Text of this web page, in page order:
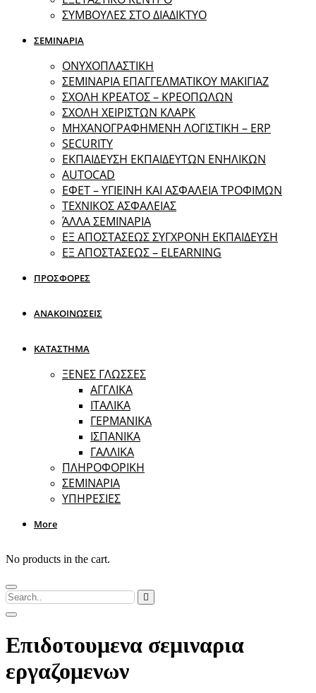
ΣΥΜΒΟΥΛΕΣ ΣΤΟ ΔΙΑΔΙΚΤΥΟ
ΣΕΜΙΝΑΡΙΑ
ΟΝΥΧΟΠΛΑΣΤΙΚΗ
ΣΕΜΙΝΑΡΙΑ ΕΠΑΓΓΕΛΜΑΤΙΚΟΥ ΜΑΚΙΓΙΑΖ
ΣΧΟΛΗ ΚΡΕΑΤΟΣ – ΚΡΕΟΠΩΛΩΝ
ΣΧΟΛΗ ΧΕΙΡΙΣΤΩΝ ΚΛΑΡΚ
ΜΗΧΑΝΟΓΡΑΦΗΜΕΝΗ ΛΟΓΙΣΤΙΚΗ – ERP
SECURITY
ΕΚΠΑΙΔΕΥΣΗ ΕΚΠΑΙΔΕΥΤΩΝ ΕΝΗΛΙΚΩΝ
ΑUTOCAD
ΕΦΕΤ – ΥΓΙΕΙΝΗ ΚΑΙ ΑΣΦΑΛΕΙΑ ΤΡΟΦΙΜΩΝ
ΤΕΧΝΙΚΟΣ ΑΣΦΑΛΕΙΑΣ
ΆΛΛΑ ΣΕΜΙΝΑΡΙΑ
EΞ ΑΠΟΣΤΑΣΕΩΣ ΣΥΓΧΡΟΝΗ ΕΚΠΑΙΔΕΥΣΗ
ΕΞ ΑΠΟΣΤΑΣΕΩΣ – ELEARNING
ΠΡΟΣΦΟΡΕΣ
ΑΝΑΚΟΙΝΩΣΕΙΣ
ΚΑΤΑΣΤΗΜΑ
ΞΕΝΕΣ ΓΛΩΣΣΕΣ
ΑΓΓΛΙΚΑ
ΙΤΑΛΙΚΑ
ΓΕΡΜΑΝΙΚΑ
ΙΣΠΑΝΙΚΑ
ΓΑΛΛΙΚΑ
ΠΛΗΡΟΦΟΡΙΚΗ
ΣΕΜΙΝΑΡΙΑ
ΥΠΗΡΕΣΙΕΣ
More
No products in the cart.
Επιδοτουμενα σεμιναρια
εργαζομενων